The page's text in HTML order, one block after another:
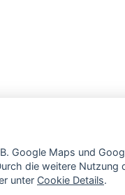
Google Maps und
die weitere Nutzung
unter Cookie Details.